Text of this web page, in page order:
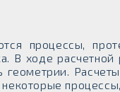
процессы,
В ходе
геометрии.